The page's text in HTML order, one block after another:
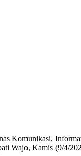
Komunikasi,
Wajo, Kamis (9/4/